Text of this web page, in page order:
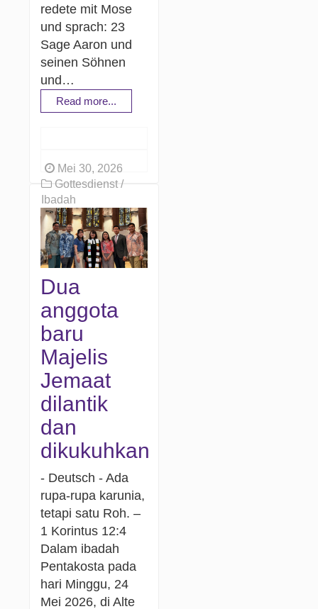
redete mit Mose
und sprach: 23
Sage Aaron und
seinen Söhnen
und…
Read more...
Mei 30, 2026
Gottesdienst /
Ibadah
Dua
anggota
baru
Majelis
Jemaat
dilantik
dan
dikukuhkan
- Deutsch - Ada
rupa-rupa karunia,
tetapi satu Roh. –
1 Korintus 12:4
Dalam ibadah
Pentakosta pada
hari Minggu, 24
Mei 2026, di Alte